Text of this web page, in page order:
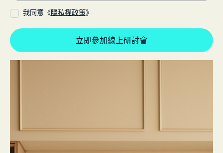
我同意《隱私權政策》